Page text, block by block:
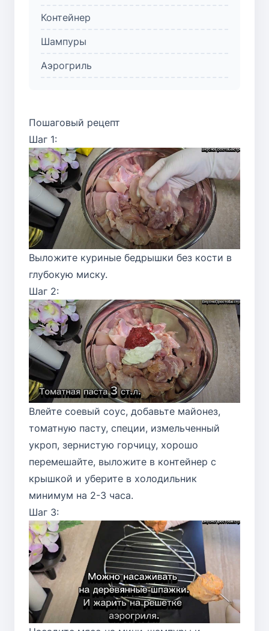
Контейнер
Шампуры
Аэрогриль
Пошаговый рецепт
Шаг 1:
Выложите куриные бедрышки без кости в
глубокую миску.
Шаг 2:
Влейте соевый соус, добавьте майонез,
томатную пасту, специи, измельченный
укроп, зернистую горчицу, хорошо
перемешайте, выложите в контейнер с
крышкой и уберите в холодильник
минимум на 2-3 часа.
Шаг 3: